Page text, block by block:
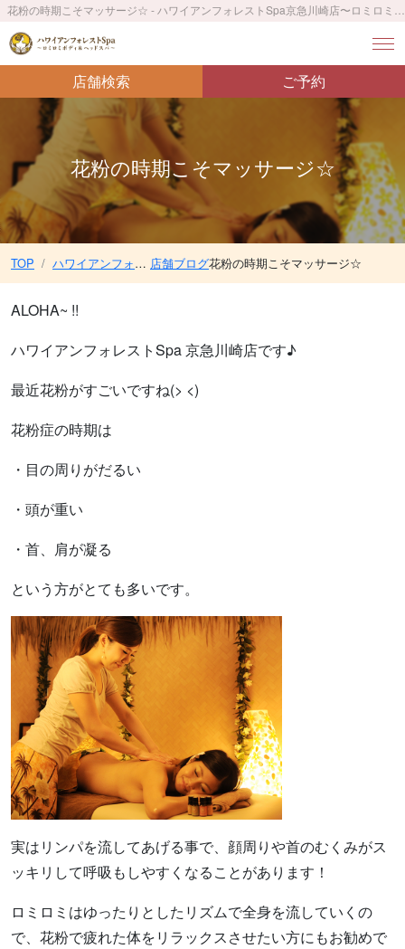
店舗検索 ご予約
花粉の時期こそマッサージ☆
TOP ハワイアンフォレストSpa京急川崎店〜ロミロミボディ＆ヘッドスパ〜／京急川崎駅 徒歩2分／ JR川崎駅 徒歩4分 店舗ブログ花粉の時期こそマッサージ☆
ALOHA~ !!
ハワイアンフォレストSpa 京急川崎店です♪
最近花粉がすごいですね(> <)
花粉症の時期は
・目の周りがだるい
・頭が重い
・首、肩が凝る
という方がとても多いです。
実はリンパを流してあげる事で、顔周りや首のむくみがス
ッキリして呼吸もしやすくなることがあります！
ロミロミはゆったりとしたリズムで全身を流していくの
で、花粉で疲れた体をリラックスさせたい方にもお勧めで